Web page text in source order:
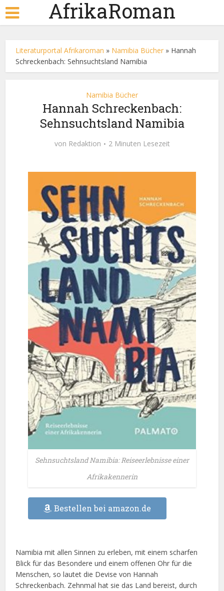
AfrikaRoman
Literaturportal Afrikaroman » Namibia Bücher » Hannah
Schreckenbach: Sehnsuchtsland Namibia
Namibia Bücher
Hannah Schreckenbach:
Sehnsuchtsland Namibia
von Redaktion 2 Minuten Lesezeit
Sehnsuchtsland Namibia: Reiseerlebnisse einer
Afrikakennerin
Bestellen bei amazon.de
Namibia mit allen Sinnen zu erleben, mit einem scharfen
Blick für das Besondere und einem offenen Ohr für die
Menschen, so lautet die Devise von Hannah
Schreckenbach. Zehnmal hat sie das Land bereist, durch